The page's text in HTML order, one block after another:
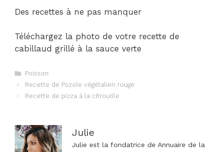
Des recettes à ne pas manquer
Téléchargez la photo de votre recette de
cabillaud grillé à la sauce verte
Catégories
Poisson
Navigation
des
Recette de Pozole végétalien rouge
Recette de pizza à la citrouille
Julie
Julie est la fondatrice de Annuaire de la